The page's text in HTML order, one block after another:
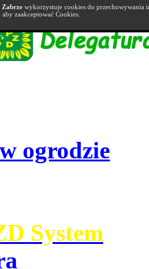
ogrodzie
System
Zabrze wykorzystuje cookies do przechowywania
, aby zaakceptować Cookies.